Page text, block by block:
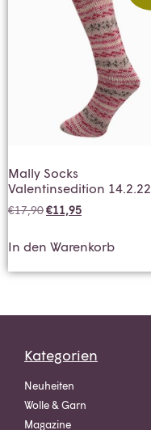
Mally Socks
Valentinsedition 14.2.22
€17,90€11,95
In den Warenkorb
Kategorien
Neuheiten
Wolle & Garn
Magazine